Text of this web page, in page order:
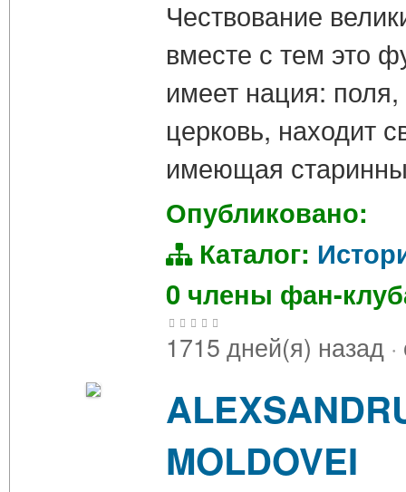
Чествование
вместе с тем это
имеет нация:
церковь, находит
имеющая
Опубликовано:
Каталог:
0 члены фан-
1715 дней(я) назад ·
MOLDOVEI